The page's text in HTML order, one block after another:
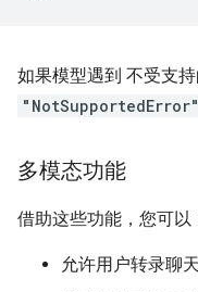
如果模型遇到 不受支
"NotSupportedError"
多模态功能
借助这些功能，您可以
允许用户转录聊